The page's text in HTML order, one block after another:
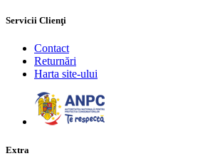
Servicii Clienţi
Contact
Returnări
Harta site-ului
Extra